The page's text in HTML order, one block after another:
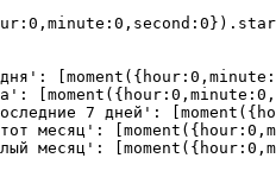
7 дней':
месяц':
месяц':